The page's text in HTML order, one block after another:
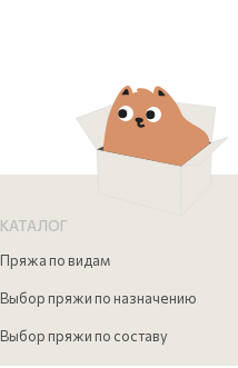
КАТАЛОГ
Пряжа по видам
Выбор пряжи по назначению
Выбор пряжи по составу